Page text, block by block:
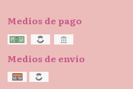
Medios de pago
Medios de envío